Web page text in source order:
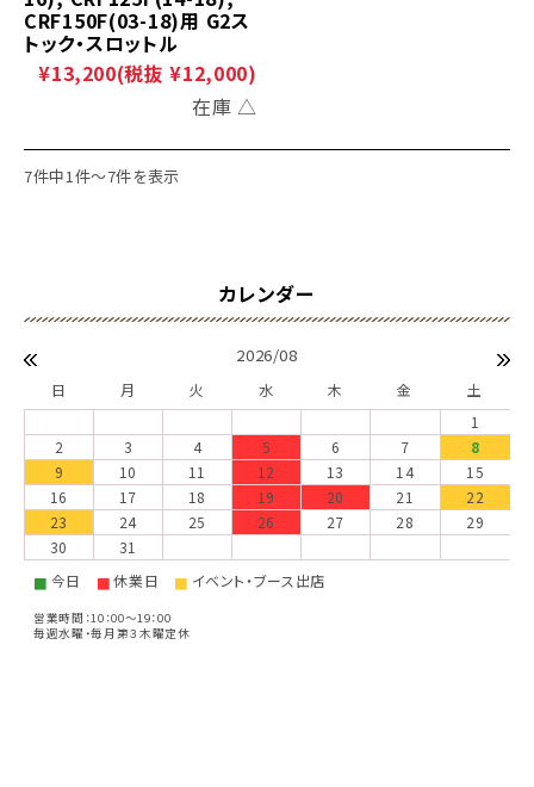
CRF150F(03-18)用 G2ス
トック・スロットル
¥13,200(税抜 ¥12,000)
在庫 △
7件中1件～7件を表示
2026/08
日 月 火 水 木 金
土
1
2
3 4 5 6 7
8
9
10 11 12 13 14
15
16
17 18 19 20 21
22
23
24 25 26 27 28
29
30
31
■ 今日 ■休業日 ■ イベント・ブース出店
営業時間：10：00～19：00
毎週水曜・毎月第３木曜定休